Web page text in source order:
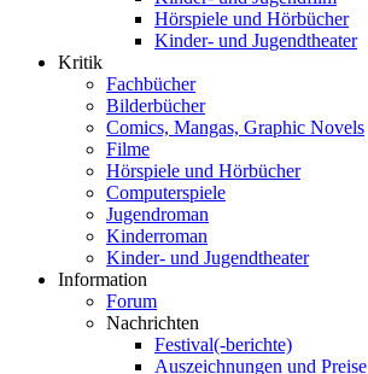
Hörspiele und Hörbücher
Kinder- und Jugendtheater
Kritik
Fachbücher
Bilderbücher
Comics, Mangas, Graphic Novels
Filme
Hörspiele und Hörbücher
Computerspiele
Jugendroman
Kinderroman
Kinder- und Jugendtheater
Information
Forum
Nachrichten
Festival(-berichte)
Auszeichnungen und Preise